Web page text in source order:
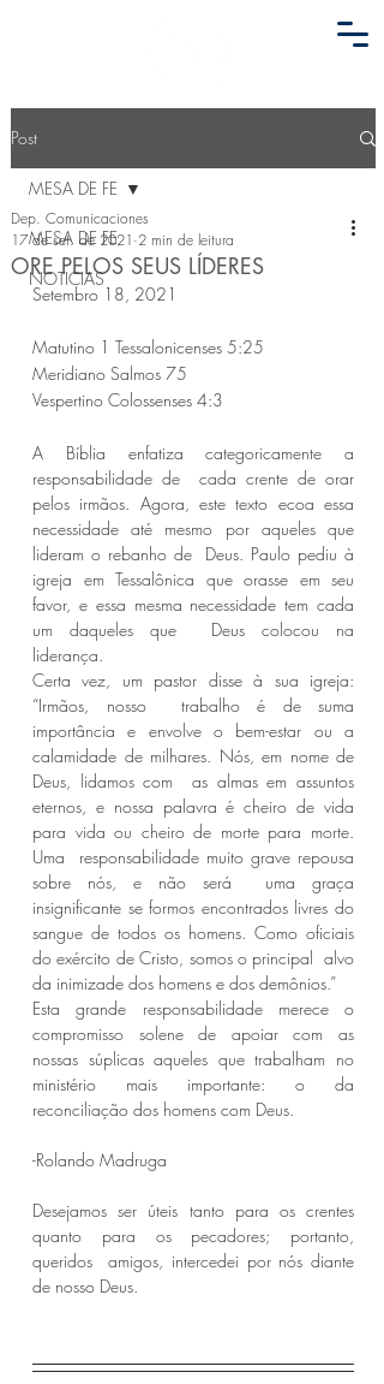
Post
MESA DE FE
NOTICIAS
MESA DE FE
ORE PELOS SEUS LÍDERES
Dep. Comunicaciones
17 de set. de 2021 2 min de leitura
Setembro 18, 2021
Matutino 1 Tessalonicenses 5:25
Meridiano Salmos 75
Vespertino Colossenses 4:3
A Bíblia enfatiza categoricamente a
responsabilidade de  cada crente de orar
pelos irmãos. Agora, este texto ecoa essa
necessidade até mesmo por aqueles que
lideram o rebanho de  Deus. Paulo pediu à
igreja em Tessalônica que orasse em seu
favor, e essa mesma necessidade tem cada
um daqueles que  Deus colocou na
liderança.
Certa vez, um pastor disse à sua igreja:
“Irmãos, nosso  trabalho é de suma
importância e envolve o bem-estar ou a
calamidade de milhares. Nós, em nome de
Deus, lidamos com  as almas em assuntos
eternos, e nossa palavra é cheiro de vida
para vida ou cheiro de morte para morte.
Uma  responsabilidade muito grave repousa
sobre nós, e não será  uma graça
insignificante se formos encontrados livres do
sangue de todos os homens. Como oficiais
do exército de Cristo, somos o principal  alvo
da inimizade dos homens e dos demônios.”
Esta grande responsabilidade merece o
compromisso solene de apoiar com as
nossas súplicas aqueles que trabalham no
ministério mais importante: o da
reconciliação dos homens com Deus.
-Rolando Madruga
Desejamos ser úteis tanto para os crentes
quanto para os pecadores; portanto,
queridos  amigos, intercedei por nós diante
de nosso Deus.